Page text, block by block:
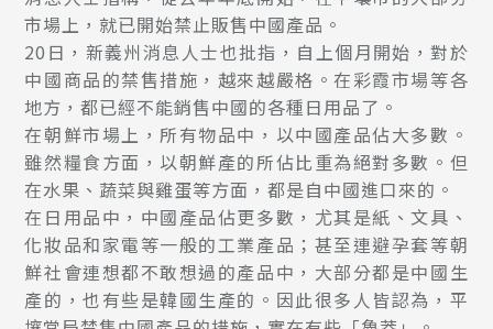
市場上，就已開始禁止販售中國產品。
20日，新義州消息人士也批指，自上個月開始，對於
中國商品的禁售措施，越來越嚴格。在彩霞市場等各
地方，都已經不能銷售中國的各種日用品了。
在朝鮮市場上，所有物品中，以中國產品佔大多數。
雖然糧食方面，以朝鮮產的所佔比重為絕對多數。但
在水果、蔬菜與雞蛋等方面，都是自中國進口來的。
在日用品中，中國產品佔更多數，尤其是紙、文具、
化妝品和家電等一般的工業產品；甚至連避孕套等朝
鮮社會連想都不敢想過的產品中，大部分都是中國生
產的，也有些是韓國生產的。因此很多人皆認為，平